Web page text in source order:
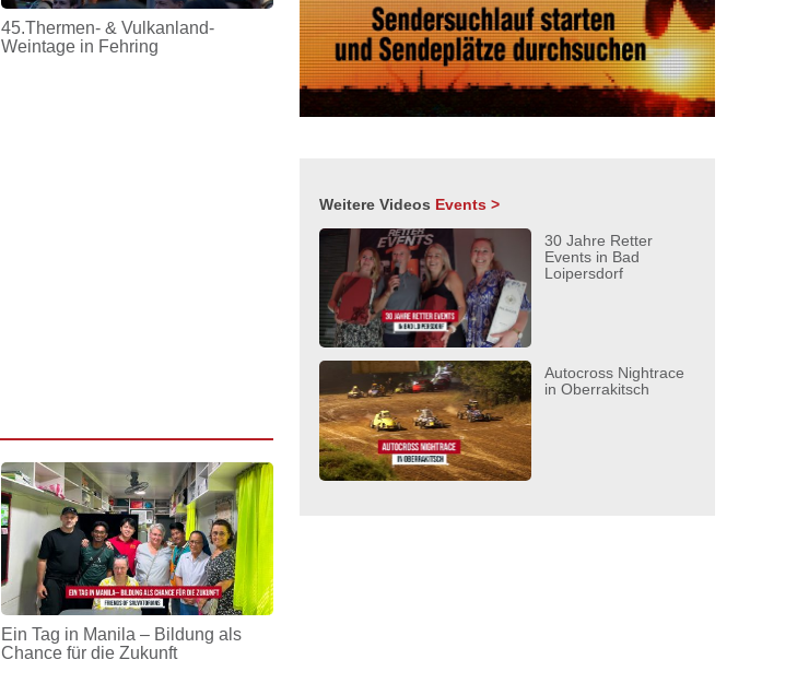
45.Thermen- & Vulkanland-
Weintage in Fehring
Ein Tag in Manila – Bildung als
Chance für die Zukunft
Weitere Videos Events >
30 Jahre Retter
Events in Bad
Loipersdorf
Autocross Nightrace
in Oberrakitsch